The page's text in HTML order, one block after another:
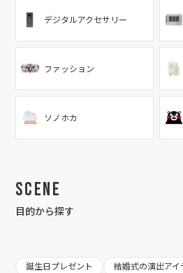
デジタルアクセサリー
ファッション
ソノホカ
Scene
目的から探す
誕生日プレゼント 結婚式の演出アイ